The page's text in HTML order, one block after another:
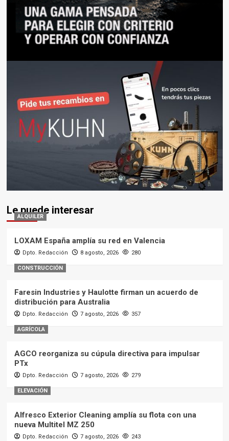
Le puede interesar
ALQUILER
LOXAM España amplía su red en Valencia
Dpto. Redacción 8 agosto, 2026 280
CONSTRUCCIÓN
Faresin Industries y Haulotte firman un acuerdo de
distribución para Australia
Dpto. Redacción 7 agosto, 2026 357
AGRÍCOLA
AGCO reorganiza su cúpula directiva para impulsar
PTx
Dpto. Redacción 7 agosto, 2026 279
ELEVACIÓN
Alfresco Exterior Cleaning amplía su flota con una
nueva Multitel MZ 250
Dpto. Redacción 7 agosto, 2026 243